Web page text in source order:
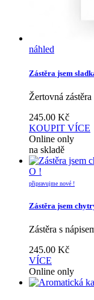
náhled
Zástěra jsem
Žertovná
245.00 Kč
KOUPIT VÍCE
Online only
na skladě
O !
připravujme nové !
Zástěra jsem
Zástěra s
245.00 Kč
VÍCE
Online only